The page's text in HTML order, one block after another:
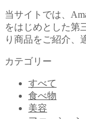
当サイトでは、
をはじめとした第
り商品をご紹介、
カテゴリー
すべて
食べ物
美容